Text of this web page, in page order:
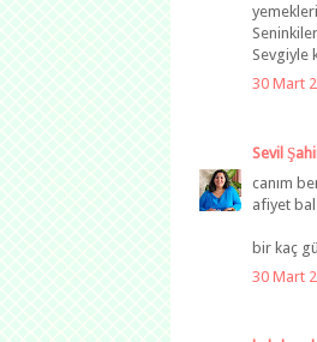
Sevgiyle
30 Mart
Sevil
canım
afiyet
bir kaç
30 Mart